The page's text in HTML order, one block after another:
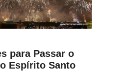
para Passar o
Espírito Santo